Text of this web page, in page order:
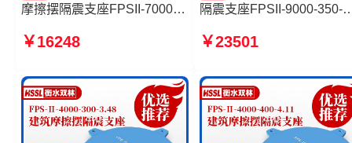
摩擦摆隔震支座FPSII-7000-
支座厂家 摩擦摆隔震支座
￥16248
隔震支座FPSII-9000-350-
JZQZ-15000生产厂家 摩擦
￥23501